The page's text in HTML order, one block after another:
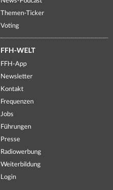
Themen-Ticker
Voting
FFH-WELT
FFH-App
Newsletter
Kontakt
Frequenzen
Jobs
Führungen
Presse
Radiowerbung
Weiterbildung
Login